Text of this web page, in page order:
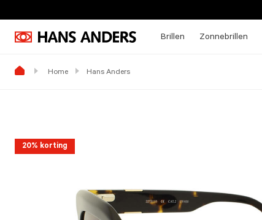
Brillen Zonnebrillen
Home Hans Anders
20% korting